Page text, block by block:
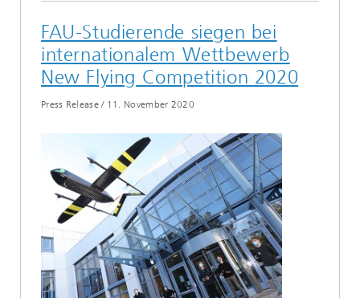
FAU-Studierende siegen bei
internationalem Wettbewerb
New Flying Competition 2020
Press Release/ 11. November 2020